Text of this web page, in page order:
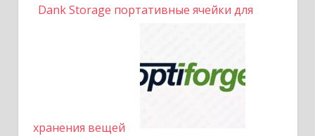
Dank Storage портативные ячейки для
хранения вещей